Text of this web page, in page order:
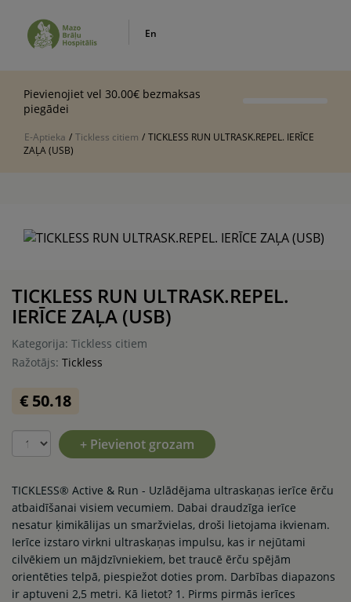
En
Pievienojiet vel 30.00€ bezmaksas
piegādei
E-Aptieka / Tickless citiem / TICKLESS RUN ULTRASK.REPEL. IERĪCE
ZAĻA (USB)
TICKLESS RUN ULTRASK.REPEL.
IERĪCE ZAĻA (USB)
Kategorija: Tickless citiem
Ražotājs: Tickless
€ 50.18
+ Pievienot grozam
TICKLESS® Active & Run - Uzlādējama ultraskaņas ierīce ērču
atbaidīšanai visiem vecumiem. Dabai draudzīga ierīce
nesatur ķimikālijas un smaržvielas, droši lietojama ikvienam.
Ierīce izstaro virkni ultraskaņas impulsu, kas ir nejūtami
cilvēkiem un mājdzīvniekiem, bet traucē ērču spējām
orientēties telpā, piespiežot doties prom. Darbības diapazons
ir aptuveni 2,5 metri. Kā lietot? 1. Pirms pirmās ierīces